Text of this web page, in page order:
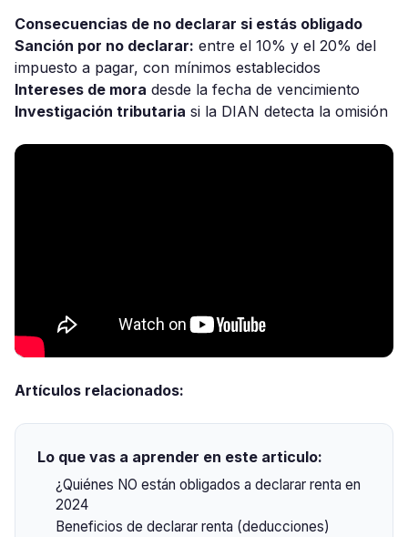
Consecuencias de no declarar si estás obligado
Sanción por no declarar: entre el 10% y el 20% del
impuesto a pagar, con mínimos establecidos
Intereses de mora desde la fecha de vencimiento
Investigación tributaria si la DIAN detecta la omisión
Artículos relacionados:
Lo que vas a aprender en este articulo:
¿Quiénes NO están obligados a declarar renta en
2024
Beneficios de declarar renta (deducciones)